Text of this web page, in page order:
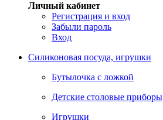
Личный кабинет
Регистрация и вход
Забыли пароль
Вход
Силиконовая посуда, игрушки
Бутылочка с ложкой
Детские столовые приборы
Игрушки